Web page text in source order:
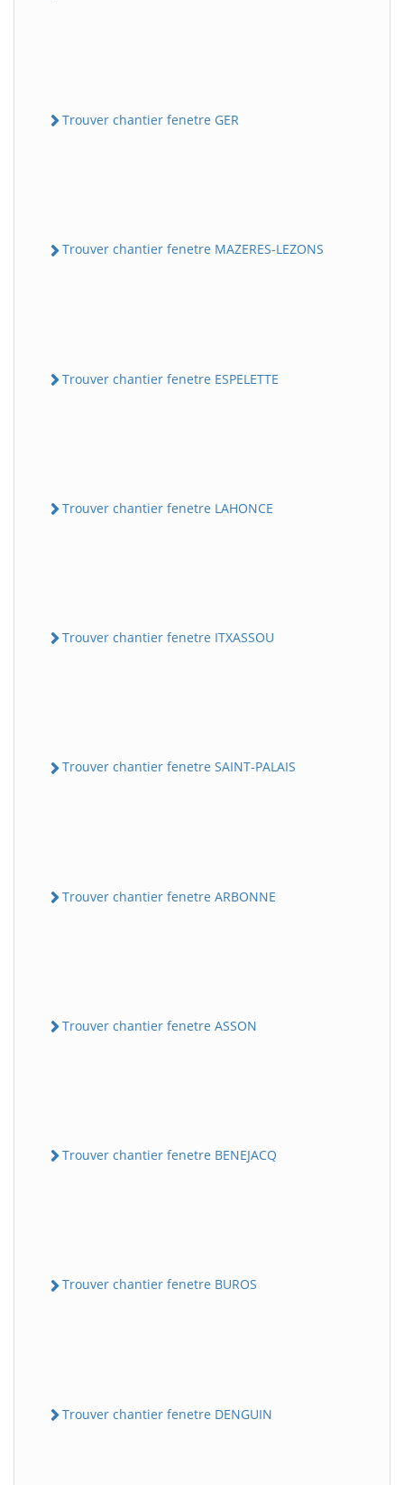
Trouver chantier fenetre GER
Trouver chantier fenetre MAZERES-LEZONS
Trouver chantier fenetre ESPELETTE
Trouver chantier fenetre LAHONCE
Trouver chantier fenetre ITXASSOU
Trouver chantier fenetre SAINT-PALAIS
Trouver chantier fenetre ARBONNE
Trouver chantier fenetre ASSON
Trouver chantier fenetre BENEJACQ
Trouver chantier fenetre BUROS
Trouver chantier fenetre DENGUIN